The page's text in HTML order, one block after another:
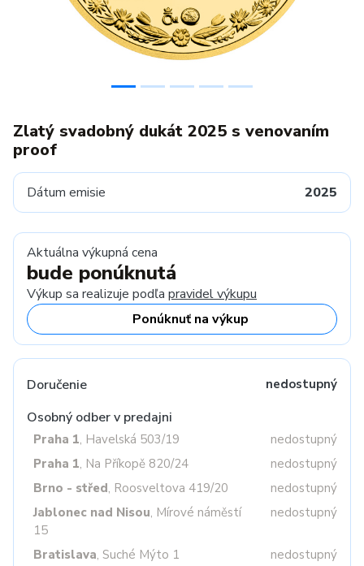
Zlatý svadobný dukát 2025 s venovaním
proof
Dátum emisie 2025
Aktuálna výkupná cena
bude ponúknutá
Výkup sa realizuje podľa pravidel výkupu
Ponúknuť na výkup
Doručenie nedostupný
Osobný odber v predajni
Praha 1, Havelská 503/19
nedostupný
Praha 1, Na Příkopě 820/24
nedostupný
Brno - střed, Roosveltova 419/20
nedostupný
Jablonec nad Nisou, Mírové náměstí
15
nedostupný
Bratislava, Suché Mýto 1 nedostupný